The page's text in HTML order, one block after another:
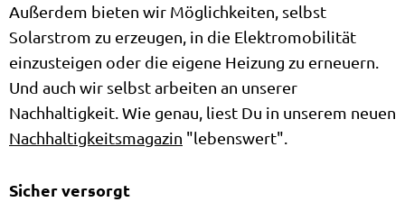
Außerdem bieten wir Möglichkeiten, selbst
Solarstrom zu erzeugen, in die Elektromobilität
einzusteigen oder die eigene Heizung zu erneuern.
Und auch wir selbst arbeiten an unserer
Nachhaltigkeit. Wie genau, liest Du in unserem neuen
Nachhaltigkeitsmagazin "lebenswert".
Sicher versorgt